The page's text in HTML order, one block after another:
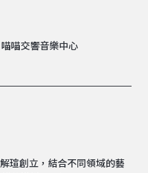
喵交響音樂中心
瑄創立，結合不同領域的藝